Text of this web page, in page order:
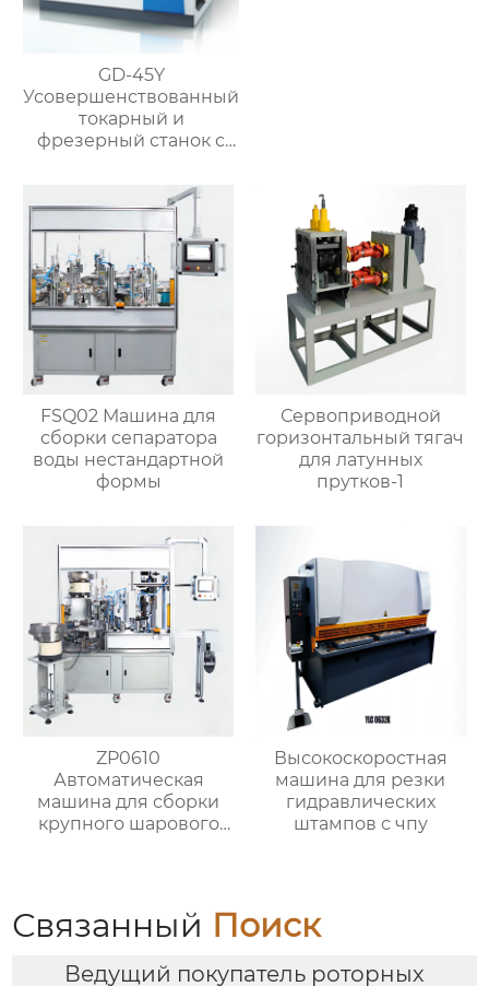
GD-45Y
Усовершенствованный
токарный и
фрезерный станок с
скоростью для
клапанов
FSQ02 Машина для
сборки сепаратора
воды нестандартной
формы
Сервоприводной
горизонтальный тягач
для латунных
прутков-1
ZP0610
Автоматическая
машина для сборки
крупного шарового
Высокоскоростная
машина для резки
гидравлических
штампов с чпу
Связанный Поиск
Ведущий покупатель роторных